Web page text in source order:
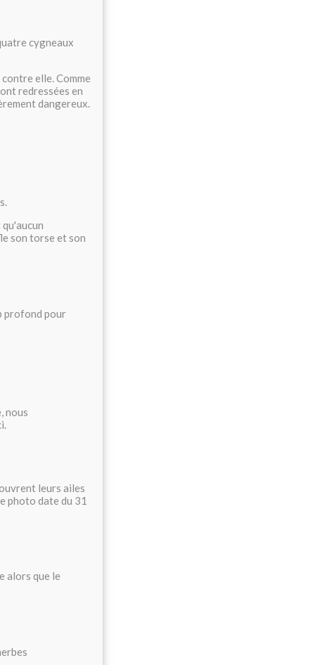
cygneaux
elle. Comme
redressées en
dangereux.
son torse et son
profond pour
nous
leurs ailes
photo date du 31
alors que le